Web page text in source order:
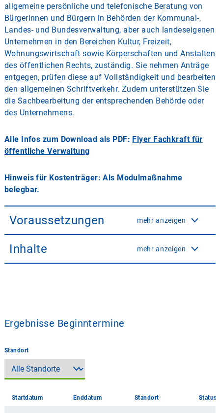
allgemeine persönliche und telefonische Beratung von
Bürgerinnen und Bürgern in Behörden der Kommunal-,
Landes- und Bundesverwaltung, aber auch landeseigenen
Unternehmen in den Bereichen Kultur, Freizeit,
Wohnungswirtschaft sowie Körperschaften und Anstalten
des öffentlichen Rechts, zuständig. Sie nehmen Anträge
entgegen, prüfen diese auf Vollständigkeit und bearbeiten
den allgemeinen Schriftverkehr. Zudem unterstützen Sie
die Sachbearbeitung der entsprechenden Behörde oder
des Unternehmens.
Alle Infos zum Download als PDF: Flyer Fachkraft für
öffentliche Verwaltung
Hinweis für Kostenträger: Als Modulmaßnahme
belegbar.
Voraussetzungen mehr anzeigen
Inhalte mehr anzeigen
Ergebnisse Beginntermine
Standort
Startdatum Enddatum Standort Status